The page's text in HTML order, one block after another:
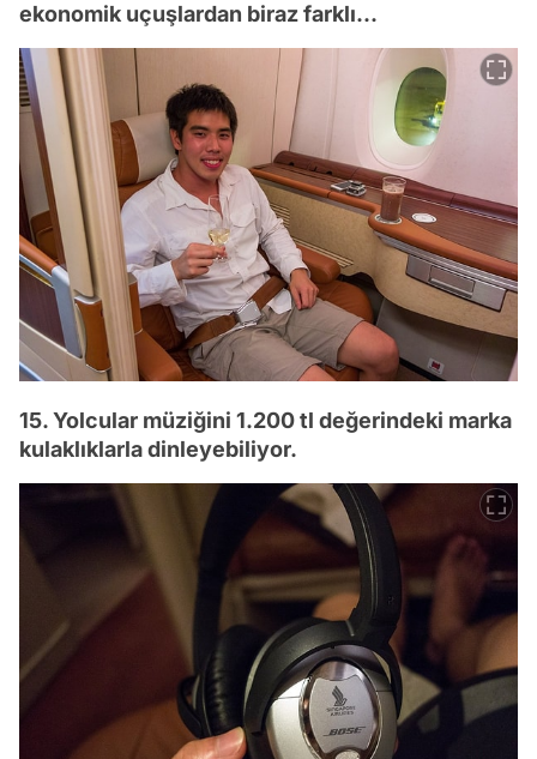
ekonomik uçuşlardan biraz farklı...
15. Yolcular müziğini 1.200 tl değerindeki marka
kulaklıklarla dinleyebiliyor.